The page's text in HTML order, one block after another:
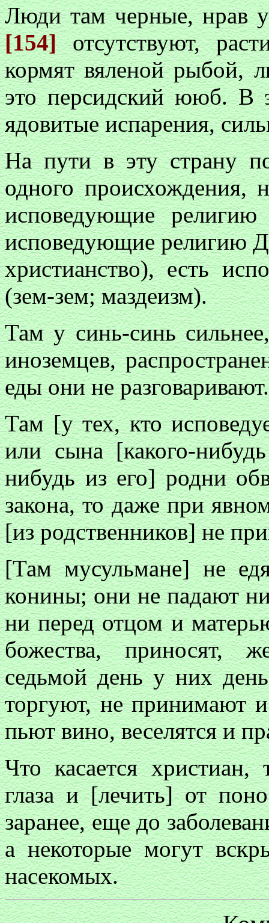
Люди там черные, нрав
[154]отсутствуют,
кормят вяленой рыбой,
это персидский ююб. В
ядовитые испарения,
На пути в эту страну
одного происхождения,
исповедующие
исповедующие религию
христианство), есть
(зем-зем; маздеизм).
Там у синь-синь
иноземцев,
еды они не разговаривают.
Там [у тех, кто
или сына [какого-
нибудь из его] родни
закона, то даже при
[из родственников] не
[Там мусульмане] не
конины; они не падают
ни перед отцом и
божества, приносят,
седьмой день у них
торгуют, не принимают
пьют вино, веселятся и
Что касается
глаза и [лечить] от
заранее, еще до
а некоторые могут
насекомых.